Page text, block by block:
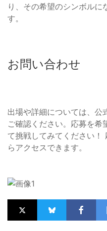
り、その希望のシンボルに
す。
お問い合わせ
出場や詳細については、
ご確認ください。応募を希
て挑戦してみてください！
らアクセスできます。